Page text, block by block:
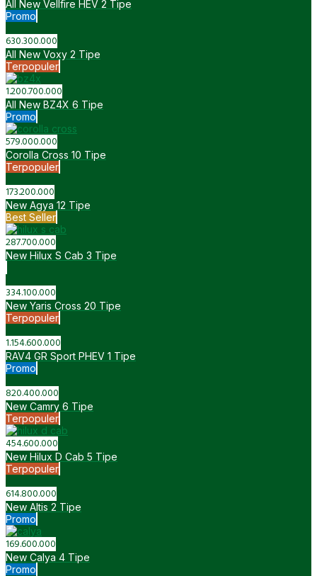
All New Vellfire HEV 2 Tipe
Promo
630.300.000
All New Voxy 2 Tipe
Terpopuler
1.200.700.000
All New BZ4X 6 Tipe
Promo
579.000.000
Corolla Cross 10 Tipe
Terpopuler
173.200.000
New Agya 12 Tipe
Best Seller
287.700.000
New Hilux S Cab 3 Tipe
334.100.000
New Yaris Cross 20 Tipe
Terpopuler
1.154.600.000
RAV4 GR Sport PHEV 1 Tipe
Promo
820.400.000
New Camry 6 Tipe
Terpopuler
454.600.000
New Hilux D Cab 5 Tipe
Terpopuler
614.800.000
New Altis 2 Tipe
Promo
169.600.000
New Calya 4 Tipe
Promo